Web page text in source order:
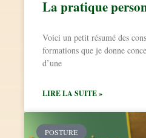
La pratique
Voici un petit résumé des
formations que je donne
d’une
LIRE LA SUITE »
POSTURE